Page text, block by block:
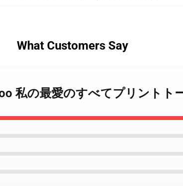
What Customers Say
私の最愛のすべてプリントト